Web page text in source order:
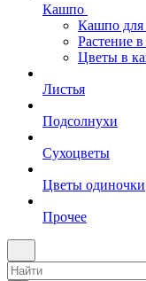
Кашпо
Кашпо для
Растение
Цветы в
Листья
Подсолнухи
Сухоцветы
Цветы одиночки
Прочее